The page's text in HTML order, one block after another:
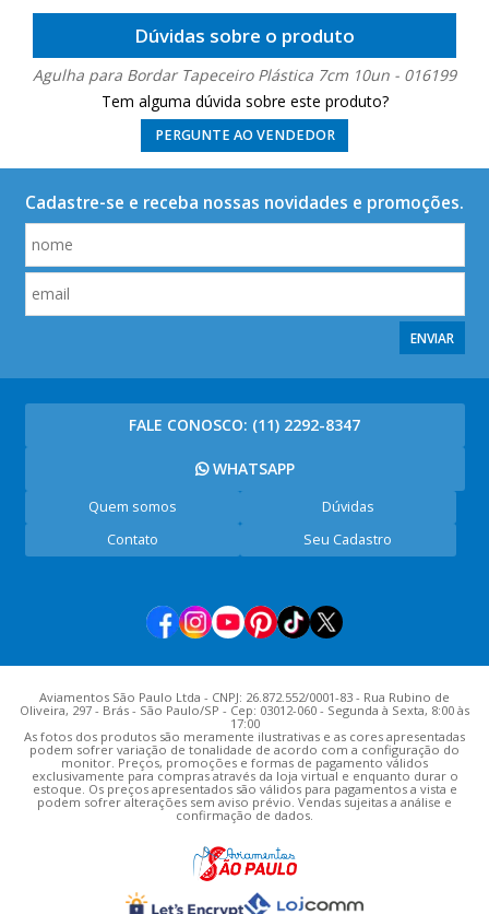
Dúvidas sobre o produto
Agulha para Bordar Tapeceiro Plástica 7cm 10un - 016199
Tem alguma dúvida sobre este produto?
PERGUNTE AO VENDEDOR
Cadastre-se e receba nossas novidades e promoções.
ENVIAR
FALE CONOSCO: (11) 2292-8347
WHATSAPP
Quem somos
Dúvidas
Contato
Seu Cadastro
Aviamentos São Paulo Ltda - CNPJ: 26.872.552/0001-83 - Rua Rubino de
Oliveira, 297 - Brás - São Paulo/SP - Cep: 03012-060 - Segunda à Sexta, 8:00 às
17:00
As fotos dos produtos são meramente ilustrativas e as cores apresentadas
podem sofrer variação de tonalidade de acordo com a configuração do
monitor. Preços, promoções e formas de pagamento válidos
exclusivamente para compras através da loja virtual e enquanto durar o
estoque. Os preços apresentados são válidos para pagamentos a vista e
podem sofrer alterações sem aviso prévio. Vendas sujeitas a análise e
confirmação de dados.